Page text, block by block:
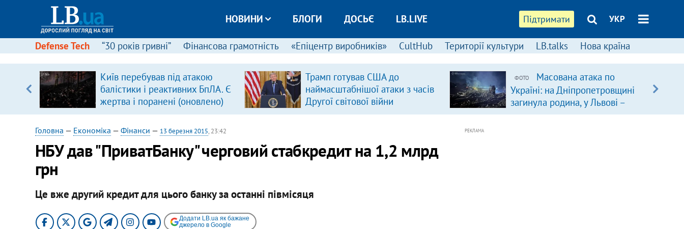
Підтримати УКР
НОВИНИ БЛОГИ ДОСЬЄ LB.LIVE
Defense Tech “30 років гривні” Фінансова грамотність «Епіцентр виробників» CultHub Території культури LB.talks Нова країна
Київ перебував під атакою
балістики і реактивних БпЛА. Є
жертва і поранені (оновлено)
Трамп готував США до
наймасштабнішої атаки з часів
Другої світової війни
ФОТО
Масована атака по
Україні: на Дніпропетровщині
загинула родина, у Львові –
удар по багатоповерхівках
Головна — Економіка — Фінанси — 13 березня 2015, 23:42
НБУ дав "ПриватБанку" черговий стабкредит на 1,2 млрд
грн
Це вже другий кредит для цього банку за останні півмісяця
Додати LB.ua як бажане
джерело в Google
РЕКЛАМА